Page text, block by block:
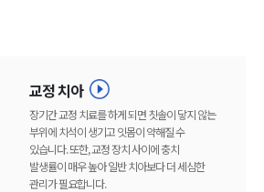
교정 치아
장기간 교정 치료를 하게 되면 칫솔이 닿지 않는
부위에 치석이 생기고 잇몸이 약해질 수
있습니다. 또한, 교정 장치 사이에 충치
발생률이 매우 높아 일반 치아보다 더 세심한
관리가 필요합니다.